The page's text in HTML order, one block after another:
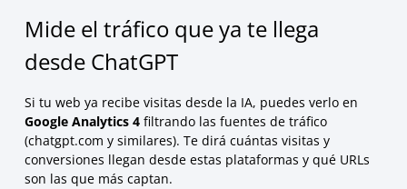
Mide el tráfico que ya te llega
desde ChatGPT
Si tu web ya recibe visitas desde la IA, puedes verlo en
Google Analytics 4filtrando las fuentes de tráfico
(chatgpt.com y similares). Te dirá cuántas visitas y
conversiones llegan desde estas plataformas y qué URLs
son las que más captan.